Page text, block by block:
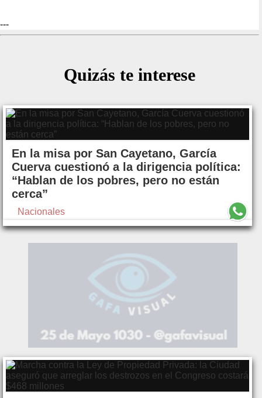
---
Quizás te interese
En la misa por San Cayetano, García
Cuerva cuestionó a la dirigencia política:
“Hablan de los pobres, pero no están
cerca”
Nacionales